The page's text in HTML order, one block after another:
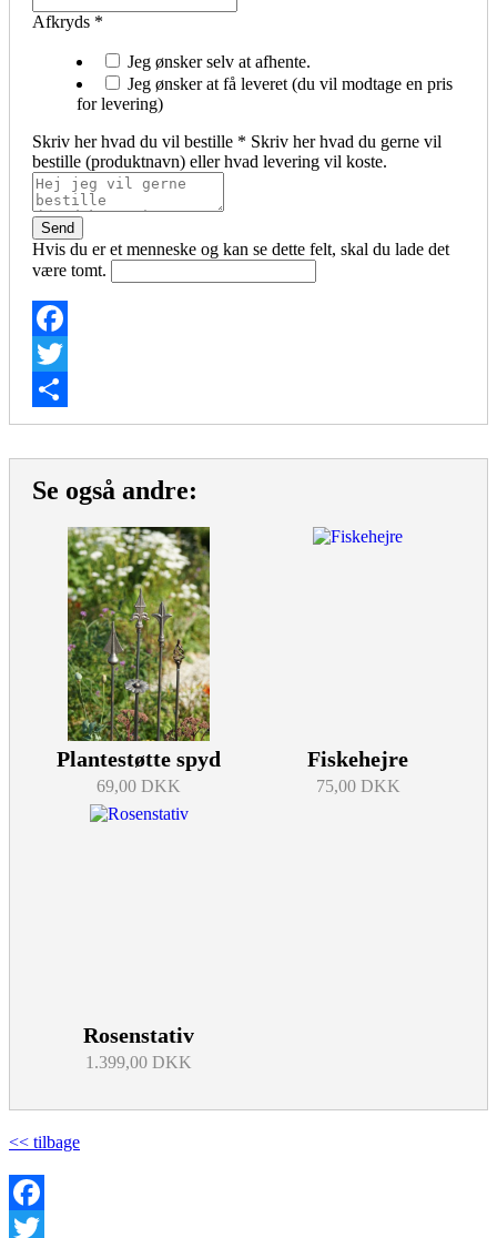
Afkryds *
Jeg ønsker selv at afhente.
Jeg ønsker at få leveret (du vil modtage en pris
for levering)
Skriv her hvad du vil bestille * Skriv her hvad du gerne vil
bestille (produktnavn) eller hvad levering vil koste.
Hvis du er et menneske og kan se dette felt, skal du lade det
være tomt.
Facebook
Twitter
Share
Se også andre:
Plantestøtte spyd
69,00 DKK
Fiskehejre
75,00 DKK
Rosenstativ
1.399,00 DKK
<< tilbage
Facebook